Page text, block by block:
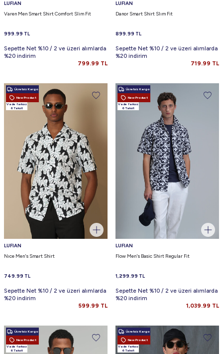
LUFIAN
Varen Men Smart Shirt Comfort Slim Fit
999.99 TL
Sepette Net %10 / 2 ve üzeri alımlarda
%20 indirim
799.99 TL
LUFIAN
Danor Smart Shirt Slım Fit
899.99 TL
Sepette Net %10 / 2 ve üzeri alımlarda
%20 indirim
719.99 TL
Ücretsiz Kargo
New Product
Vade farksız
6 Taksit
LUFIAN
Nıce Men's Smart Shirt
749.99 TL
Sepette Net %10 / 2 ve üzeri alımlarda
%20 indirim
599.99 TL
Ücretsiz Kargo
New Product
Vade farksız
6 Taksit
LUFIAN
Flow Men's Basic Shirt Regular Fit
1,299.99 TL
Sepette Net %10 / 2 ve üzeri alımlarda
%20 indirim
1,039.99 TL
Ücretsiz Kargo
New Product
Vade farksız
6 Taksit
Ücretsiz Kargo
New Product
Vade farksız
6 Taksit